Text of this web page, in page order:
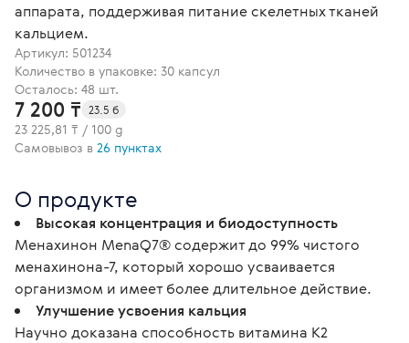
аппарата, поддерживая питание скелетных тканей
кальцием.
Артикул: 501234
Количество в упаковке: 30 капсул
Осталось: 48 шт.
7 200 ₸ 23.5 б
23 225,81 ₸ / 100 g
Самовывоз в 26 пунктах
О продукте
Высокая концентрация и биодоступность
Менахинон MenaQ7® содержит до 99% чистого
менахинона-7, который хорошо усваивается
организмом и имеет более длительное действие.
Улучшение усвоения кальция
Научно доказана способность витамина К2